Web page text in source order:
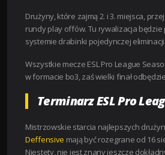
Drużyny, które zajmą 2. i 3. miejsca,
rundy play offów. Tu rywalizacja
systemie drabinki pojedynczej eliminacji.
Wszystkie mecze ESL Pro League
w formacie bo3, zaś wielki finał
Terminarz ESL Pro
Mistrzowskie starcia najlepszych drużyn
Deffensive mają być rozegrane od 16
Niestety, nie jest znany jeszcze